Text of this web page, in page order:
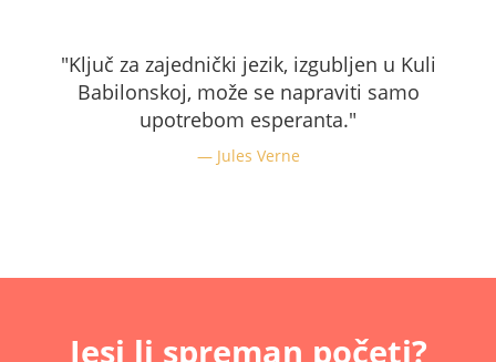
"Ključ za zajednički jezik, izgubljen u Kuli
Babilonskoj, može se napraviti samo
upotrebom esperanta."
Jules Verne
Jesi li spreman početi?